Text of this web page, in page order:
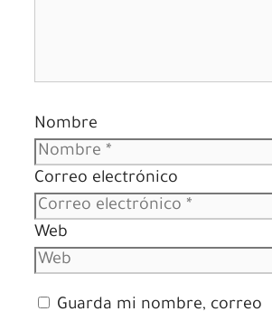
Nombre
Correo electrónico
Web
Guarda mi nombre, correo